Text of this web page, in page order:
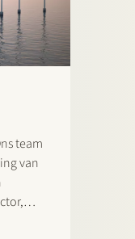
team
van